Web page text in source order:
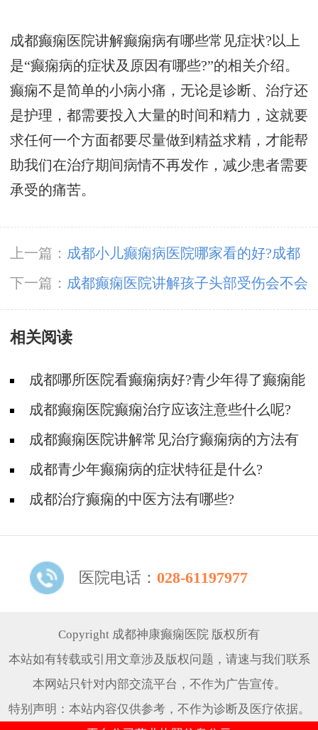
成都癫痫医院讲解癫痫病有哪些常见症状?以上
是“癫痫病的症状及原因有哪些?”的相关介绍。
癫痫不是简单的小病小痛，无论是诊断、治疗还
是护理，都需要投入大量的时间和精力，这就要
求任何一个方面都要尽量做到精益求精，才能帮
助我们在治疗期间病情不再发作，减少患者需要
承受的痛苦。
上一篇： 成都小儿癫痫病医院哪家看的好?成都
治小儿突然抽搐癫痫要多少钱
下一篇： 成都癫痫医院讲解孩子头部受伤会不会
导致癫痫?
相关阅读
成都哪所医院看癫痫病好?青少年得了癫痫能
治吗?成都癫痫医院癫痫治疗应该注意些什么呢?
成都癫痫医院讲解常见治疗癫痫病的方法有
哪些?成都青少年癫痫病的症状特征是什么?
成都治疗癫痫的中医方法有哪些?
医院电话： 028-61197977
Copyright 成都神康癫痫医院 版权所有
本站如有转载或引用文章涉及版权问题，请速与我们联系
本网站只针对内部交流平台，不作为广告宣传。
特别声明：本站内容仅供参考，不作为诊断及医疗依据。